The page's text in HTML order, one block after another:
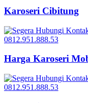
Karoseri Cibitung
Harga Karoseri